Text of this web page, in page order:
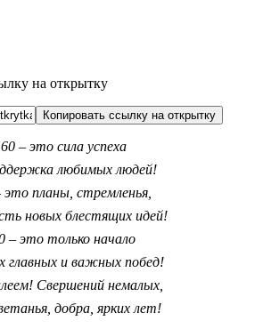
на открытку
Копировать ссылку на открытку
60 – это сила успеха
любимых людей!
это планы, стремленья,
новых блестящих идей!
– это только начало
главных и важных побед!
Свершений немалых,
добра, ярких лет!